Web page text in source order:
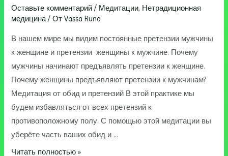
Оставьте комментарий / Медитации, Нетрадиционная
медицина / От Vassa Runo
В нашем мире мы видим постоянные претензии мужчины
к женщине и претензии женщины к мужчине. Почему
мужчины начинают предъявлять претензии к женщине.
Почему женщины предъявляют претензии к мужчинам?
Медитация от обид и претензий В этой практике мы
будем избавляться от всех претензий к
противоположному полу. С помощью этой медитации вы
уберёте часть ваших обид и …
Претензии
Читать полностью »